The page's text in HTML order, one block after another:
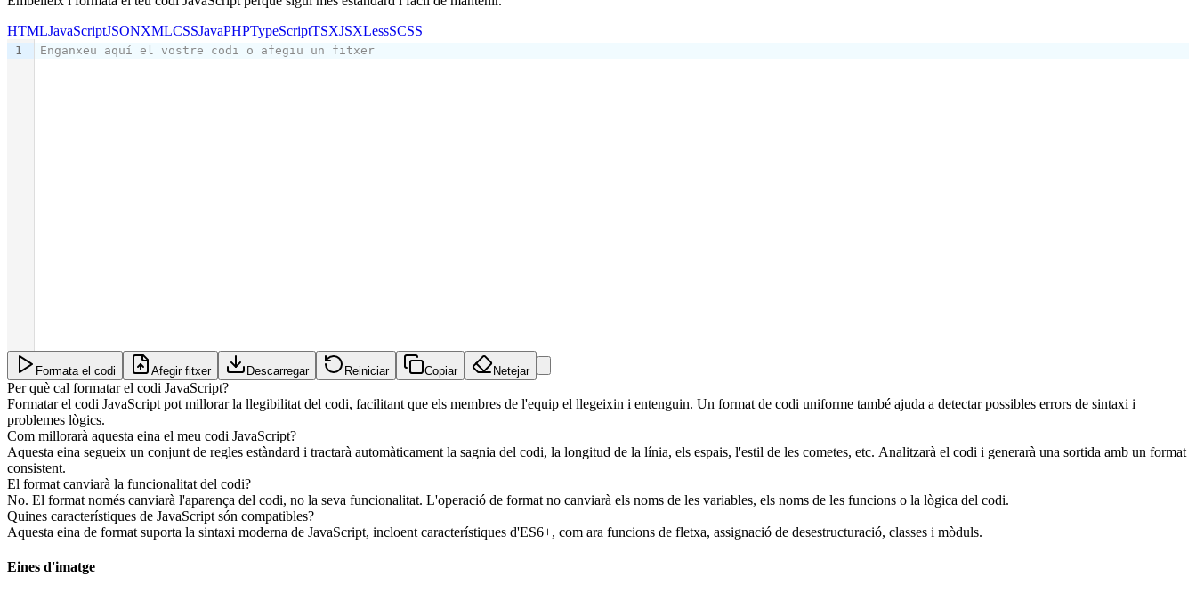
HTMLJavaScriptJSONXMLCSSJavaPHPTypeScriptTSXJSXLessSCSS
1 Enganxeu aquí el vostre codi o afegiu un fitxer
Formata el codi Afegir fitxer Descarregar Reiniciar Copiar Netejar
Per què cal formatar el codi JavaScript?
Formatar el codi JavaScript pot millorar la llegibilitat del codi, facilitant que els membres de l'equip el llegeixin i entenguin. Un format de codi uniforme també ajuda a detectar possibles errors de sintaxi i
problemes lògics.
Com millorarà aquesta eina el meu codi JavaScript?
Aquesta eina segueix un conjunt de regles estàndard i tractarà automàticament la sagnia del codi, la longitud de la línia, els espais, l'estil de les cometes, etc. Analitzarà el codi i generarà una sortida amb un format
consistent.
El format canviarà la funcionalitat del codi?
No. El format només canviarà l'aparença del codi, no la seva funcionalitat. L'operació de format no canviarà els noms de les variables, els noms de les funcions o la lògica del codi.
Quines característiques de JavaScript són compatibles?
Aquesta eina de format suporta la sintaxi moderna de JavaScript, incloent característiques d'ES6+, com ara funcions de fletxa, assignació de desestructuració, classes i mòduls.
Eines d'imatge